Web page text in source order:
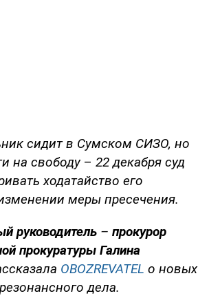
сидит в Сумском СИЗО, но
на свободу – 22 декабря суд
ходатайство его
меры пресечения.
руководитель – прокурор
прокуратуры Галина
OBOZREVATEL о новых
дела.